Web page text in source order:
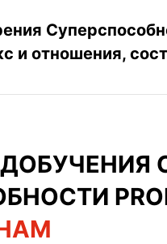
и отношения,